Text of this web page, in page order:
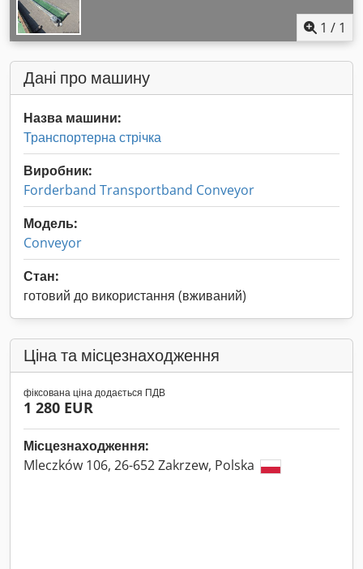
1 / 1
Дані про машину
Назва машини:
Транспортерна стрічка
Виробник:
Forderband Transportband Conveyor
Модель:
Conveyor
Стан:
готовий до використання (вживаний)
Ціна та місцезнаходження
фіксована ціна додається ПДВ
1 280 EUR
Місцезнаходження:
Mleczków 106, 26-652 Zakrzew, Polska